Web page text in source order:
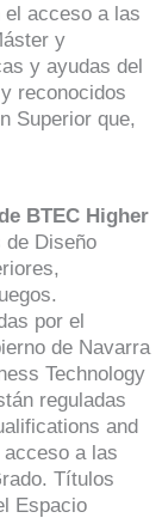
el acceso a las
y
y ayudas del
reconocidos
Superior que,
BTEC Higher
Diseño
por el
de Navarra
Technology
reguladas
and
a las
Títulos
Espacio